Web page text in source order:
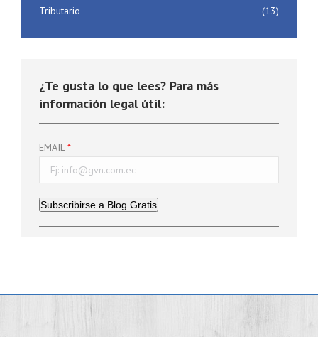
Tributario
(13)
¿Te gusta lo que lees? Para más
información legal útil:
EMAIL
Subscribirse a Blog Gratis